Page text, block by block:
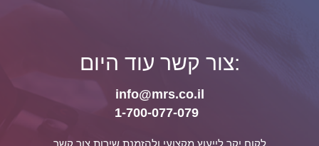
צור קשר עוד היום:
info@mrs.co.il
1-700-077-079